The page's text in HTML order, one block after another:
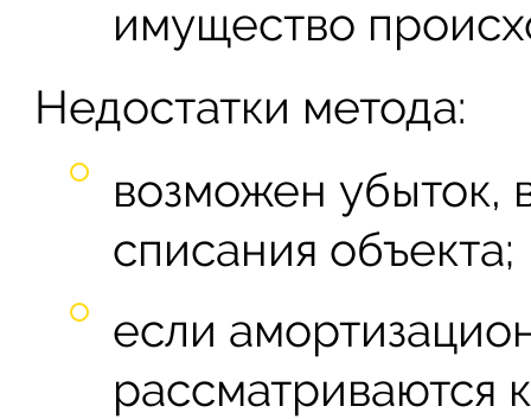
имущество
Недостатки метода:
возможен убыток,
списания объекта;
если
рассматриваются